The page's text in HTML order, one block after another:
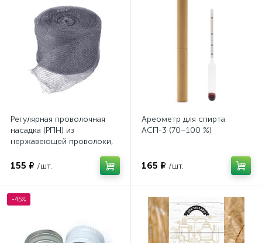
Регулярная проволочная
насадка (РПН) из
нержавеющей проволоки,
155 ₽ /шт.
Ареометр для спирта
АСП-3 (70–100 %)
165 ₽ /шт.
-45%